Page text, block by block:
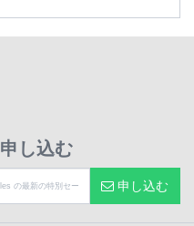
申し込む
申し込む